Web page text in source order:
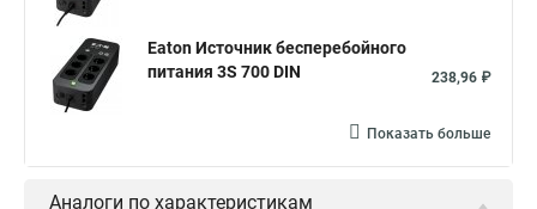
Eaton Источник бесперебойного
питания 3S 700 DIN
238,96 ₽
Показать больше
Аналоги по характеристикам